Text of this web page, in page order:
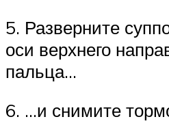
5. Разверните
оси верхнего
пальца…
6. …и снимите